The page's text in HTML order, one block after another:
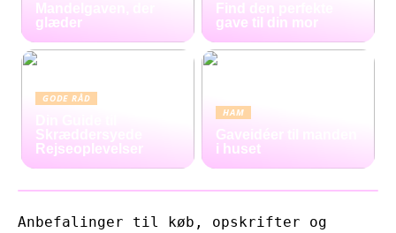
Mandelgaven, der
glæder
Find den perfekte
gave til din mor
GODE RÅD
Skræddersyede
Rejseoplevelser
HAM
Gaveidéer til manden
i huset
Anbefalinger til køb, opskrifter og